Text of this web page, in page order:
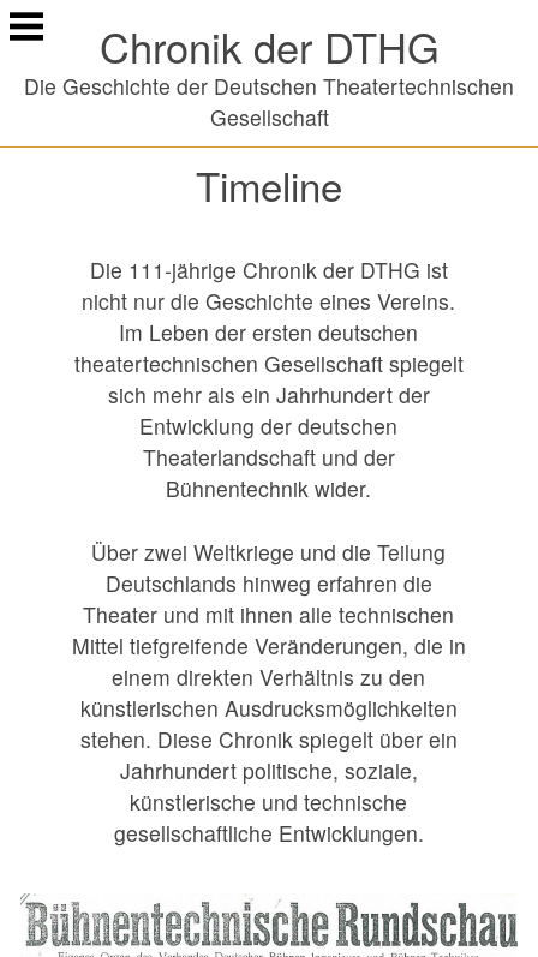
Springe
zu
Chronik der DTHG
Die Geschichte der Deutschen Theatertechnischen
Gesellschaft
Timeline
Die 111-jährige Chronik der DTHG ist
nicht nur die Geschichte eines Vereins.
Im Leben der ersten deutschen
theatertechnischen Gesellschaft spiegelt
sich mehr als ein Jahrhundert der
Entwicklung der deutschen
Theaterlandschaft und der
Bühnentechnik wider.
Über zwei Weltkriege und die Teilung
Deutschlands hinweg erfahren die
Theater und mit ihnen alle technischen
Mittel tiefgreifende Veränderungen, die in
einem direkten Verhältnis zu den
künstlerischen Ausdrucksmöglichkeiten
stehen. Diese Chronik spiegelt über ein
Jahrhundert politische, soziale,
künstlerische und technische
gesellschaftliche Entwicklungen.